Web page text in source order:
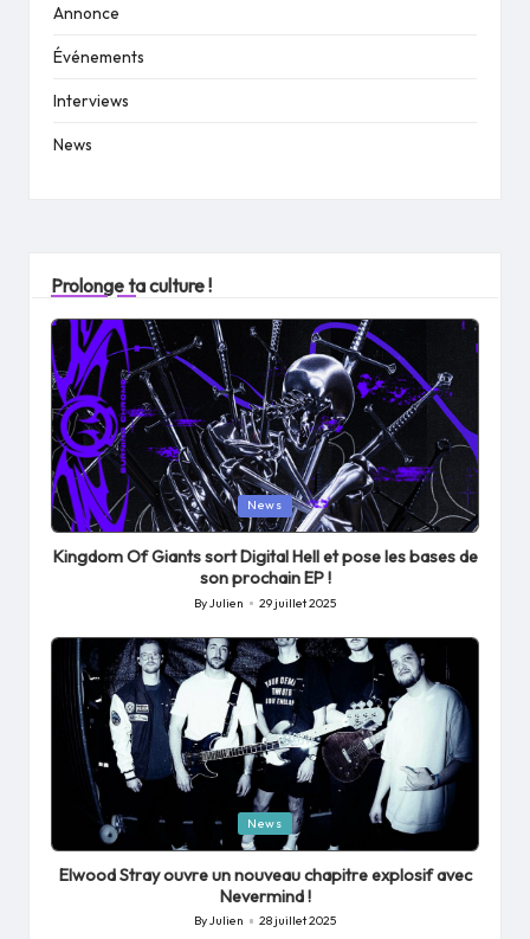
Annonce
Événements
Interviews
News
Prolonge ta culture !
Posted
in
News
Kingdom Of Giants sort Digital Hell et pose les bases de
son prochain EP !
Posted
ByJulien 29 juillet 2025
Posted
in
News
Elwood Stray ouvre un nouveau chapitre explosif avec
Nevermind !
Posted
ByJulien 28 juillet 2025